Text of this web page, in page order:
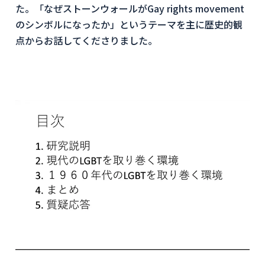
た。「なぜストーンウォールがGay rights movement
のシンボルになったか」というテーマを主に歴史的観
点からお話してくださりました。